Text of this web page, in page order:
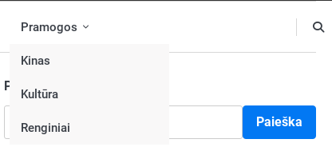
Pramogos
Kinas
Kultūra
Renginiai
Paieška
Paieška